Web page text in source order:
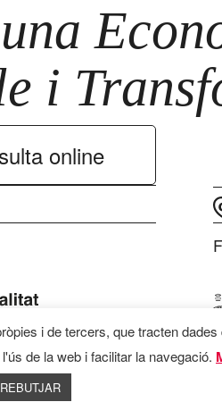
i
online
i de tercers, que tracten
de la web i facilitar la navegació.
REBUTJAR